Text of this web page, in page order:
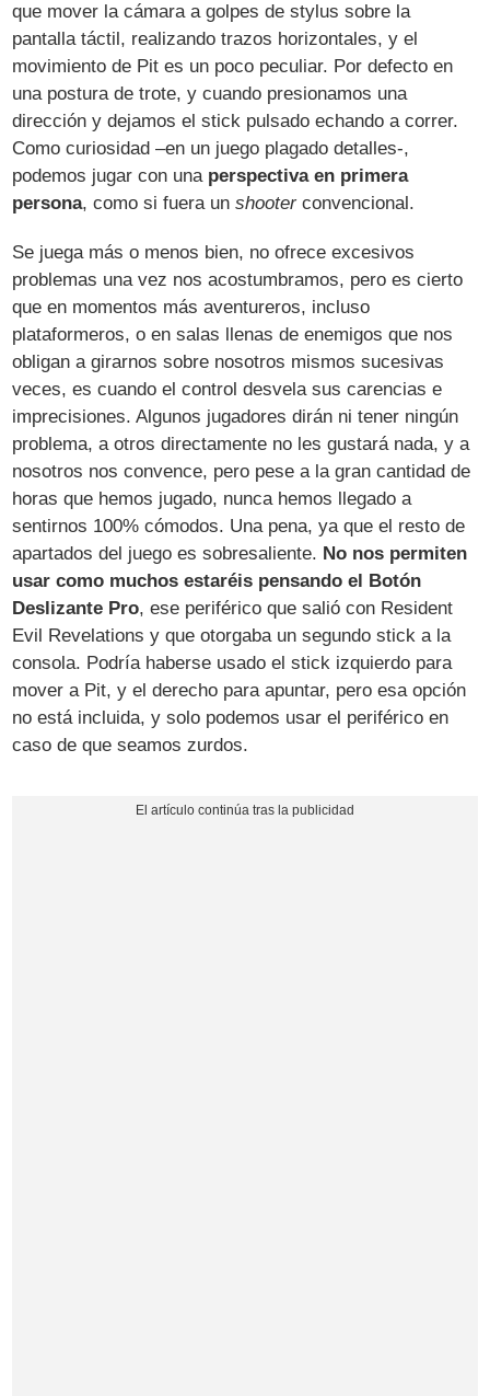
que mover la cámara a golpes de stylus sobre la
pantalla táctil, realizando trazos horizontales, y el
movimiento de Pit es un poco peculiar. Por defecto en
una postura de trote, y cuando presionamos una
dirección y dejamos el stick pulsado echando a correr.
Como curiosidad –en un juego plagado detalles-,
podemos jugar con una perspectiva en primera
persona, como si fuera unshooterconvencional.
Se juega más o menos bien, no ofrece excesivos
problemas una vez nos acostumbramos, pero es cierto
que en momentos más aventureros, incluso
plataformeros, o en salas llenas de enemigos que nos
obligan a girarnos sobre nosotros mismos sucesivas
veces, es cuando el control desvela sus carencias e
imprecisiones. Algunos jugadores dirán ni tener ningún
problema, a otros directamente no les gustará nada, y a
nosotros nos convence, pero pese a la gran cantidad de
horas que hemos jugado, nunca hemos llegado a
sentirnos 100% cómodos. Una pena, ya que el resto de
apartados del juego es sobresaliente. No nos permiten
usar como muchos estaréis pensando el Botón
Deslizante Pro, ese periférico que salió con Resident
Evil Revelations y que otorgaba un segundo stick a la
consola. Podría haberse usado el stick izquierdo para
mover a Pit, y el derecho para apuntar, pero esa opción
no está incluida, y solo podemos usar el periférico en
caso de que seamos zurdos.